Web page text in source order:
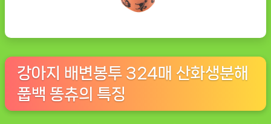
강아지 배변봉투 324매 산화생분해
풉백 똥츄의 특징